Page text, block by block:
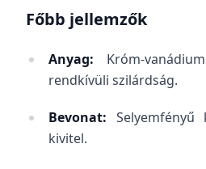
Főbb jellemzők
Anyag: Króm-
rendkívüli szilárdság.
Bevonat:
kivitel.